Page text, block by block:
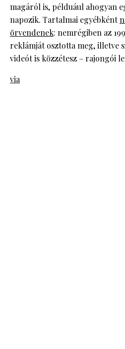
magáról is, példuául ahogyan
napozik. Tartalmai egyébként
örvendenek: nemrégiben az
reklámját osztotta meg, illetve
videót is közzétesz – rajongói
via